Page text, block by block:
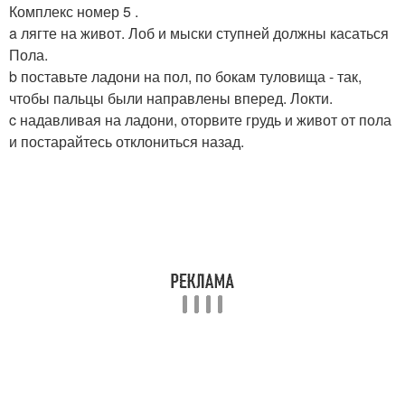
Комплекс номер 5 .
a лягте на живот. Лоб и мыски ступней должны касаться
Пола.
b поставьте ладони на пол, по бокам туловища - так,
чтобы пальцы были направлены вперед. Локти.
c надавливая на ладони, оторвите грудь и живот от пола
и постарайтесь отклониться назад.